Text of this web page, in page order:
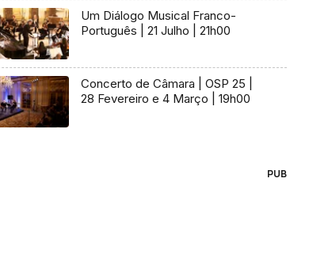
Um Diálogo Musical Franco-
Português | 21 Julho | 21h00
Concerto de Câmara | OSP 25 |
28 Fevereiro e 4 Março | 19h00
PUB